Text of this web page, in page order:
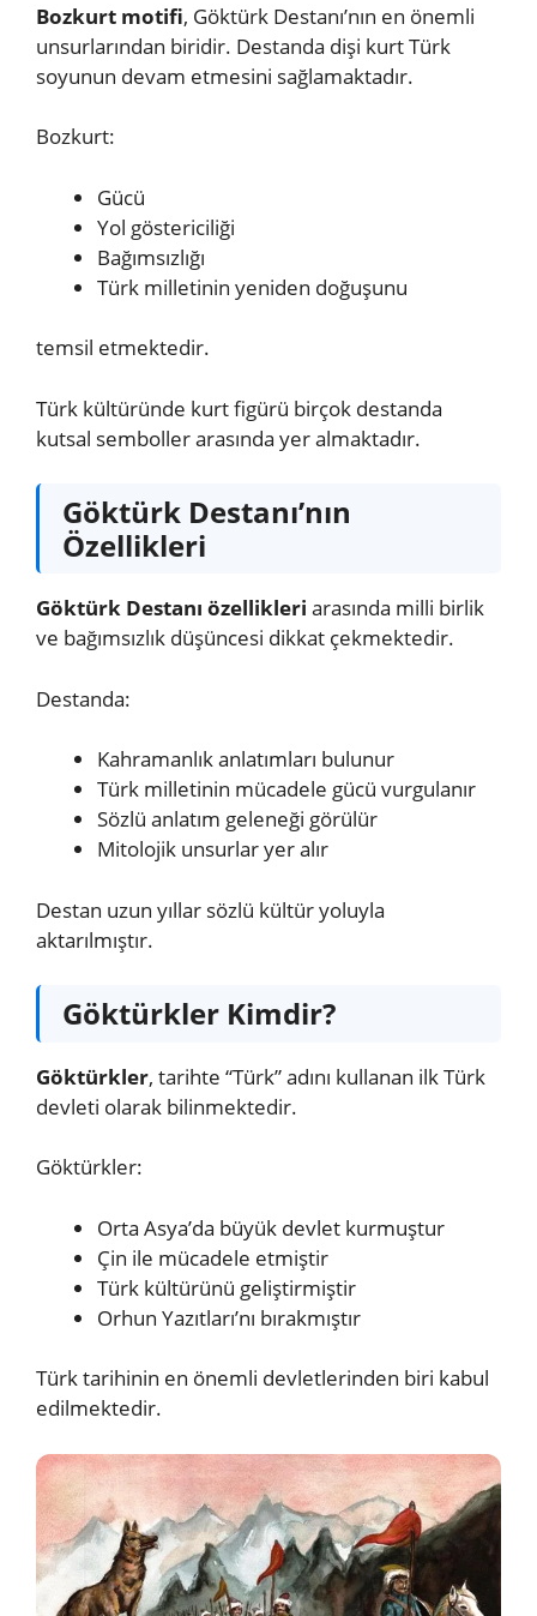
Bozkurt motifi, Göktürk Destanı’nın en önemli
unsurlarından biridir. Destanda dişi kurt Türk
soyunun devam etmesini sağlamaktadır.
Bozkurt:
Gücü
Yol göstericiliği
Bağımsızlığı
Türk milletinin yeniden doğuşunu
temsil etmektedir.
Türk kültüründe kurt figürü birçok destanda
kutsal semboller arasında yer almaktadır.
Göktürk Destanı’nın
Özellikleri
Göktürk Destanı özellikleri arasında milli birlik
ve bağımsızlık düşüncesi dikkat çekmektedir.
Destanda:
Kahramanlık anlatımları bulunur
Türk milletinin mücadele gücü vurgulanır
Sözlü anlatım geleneği görülür
Mitolojik unsurlar yer alır
Destan uzun yıllar sözlü kültür yoluyla
aktarılmıştır.
Göktürkler Kimdir?
Göktürkler, tarihte “Türk” adını kullanan ilk Türk
devleti olarak bilinmektedir.
Göktürkler:
Orta Asya’da büyük devlet kurmuştur
Çin ile mücadele etmiştir
Türk kültürünü geliştirmiştir
Orhun Yazıtları’nı bırakmıştır
Türk tarihinin en önemli devletlerinden biri kabul
edilmektedir.